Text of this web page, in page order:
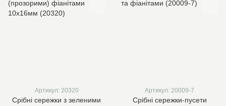
Артикул: 20320
Срібні сережки з зеленими
Артикул: 20009-7
Срібні сережки-пусети